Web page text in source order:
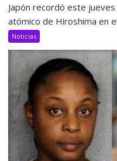
Japón recordó este
atómico de Hiroshima en
Noticias